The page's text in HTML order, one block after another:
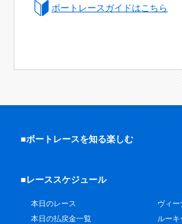
ボートレースガイドはこちら
■ボートレースを知る楽しむ
■レーススケジュール
本日のレース
本日の払戻金一覧
ヴィー
ルーキ